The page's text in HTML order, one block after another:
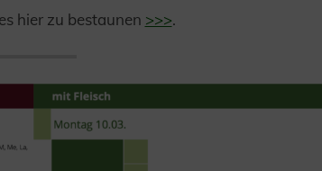
hier zu bestaunen >>>.